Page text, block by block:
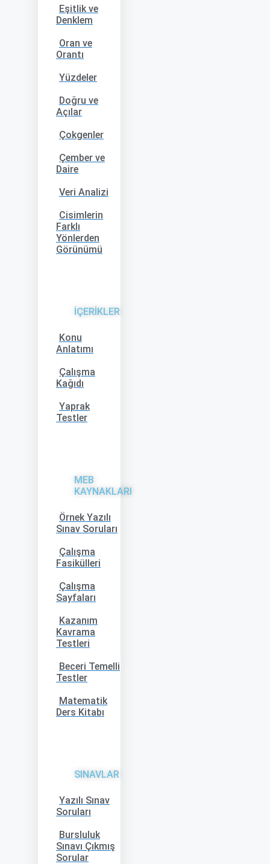
Eşitlik ve
Denklem
Oran ve
Orantı
Yüzdeler
Doğru ve
Açılar
Çokgenler
Çember ve
Daire
Veri Analizi
Cisimlerin
Farklı
Yönlerden
Görünümü
İÇERİKLER
Konu
Anlatımı
Çalışma
Kağıdı
Yaprak
Testler
MEB
KAYNAKLARI
Örnek Yazılı
Sınav Soruları
Çalışma
Fasikülleri
Çalışma
Sayfaları
Kazanım
Kavrama
Testleri
Beceri Temelli
Testler
Matematik
Ders Kitabı
SINAVLAR
Yazılı Sınav
Soruları
Bursluluk
Sınavı Çıkmış
Sorular